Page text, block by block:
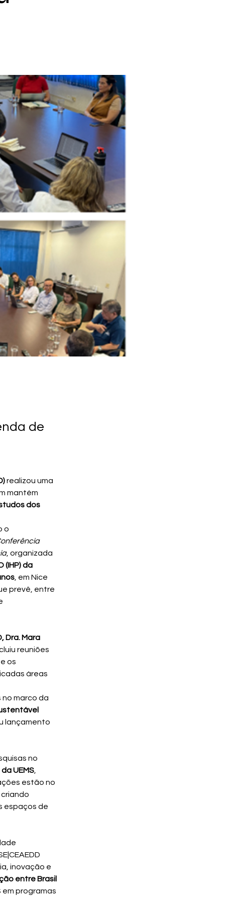
de
realizou uma
mantém
dos
o
, organizada
(IHP) da
, em Nice
prevê, entre
Dra. Mara
reuniões
os
áreas
marco da
lançamento
no
UEMS
estão no
criando
espaços de
inovação e
entre Brasil
programas